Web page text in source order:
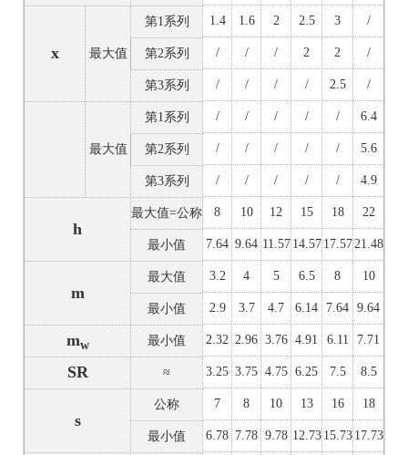
x 最大值
第1系列
第2系列
第3系列
最大值
第1系列
第2系列
第3系列
h
最大值=公称
最小值
m
最大值
最小值
mw 最小值
SR ≈
s
公称
最小值
1.4 1.6 2 2.5 3 /
/ / / 2 2 /
/ / / / 2.5 /
/ / / / / 6.4
/ / / / / 5.6
/ / / / / 4.9
8 10 12 15 18 22
7.64 9.64 11.57 14.57 17.5721.48
3.2 4 5 6.5 8 10
2.9 3.7 4.7 6.14 7.64 9.64
2.32 2.96 3.76 4.91 6.11 7.71
3.25 3.75 4.75 6.25 7.5 8.5
7 8 10 13 16 18
6.78 7.78 9.78 12.73 15.73 17.73